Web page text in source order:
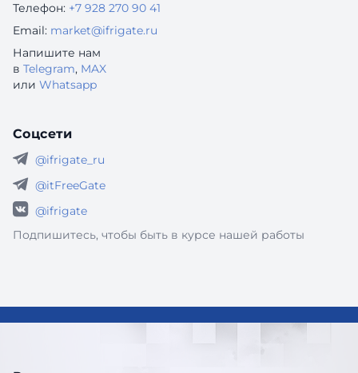
Телефон: +7 928 270 90 41
Email: market@ifrigate.ru
Напишите нам
в Telegram, MAX
или Whatsapp
Соцсети
@ifrigate_ru
@itFreeGate
@ifrigate
Подпишитесь, чтобы быть в курсе нашей работы